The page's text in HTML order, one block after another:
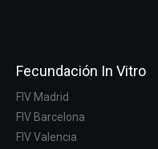
Fecundación In Vitro
FIV Madrid
FIV Barcelona
FIV Valencia